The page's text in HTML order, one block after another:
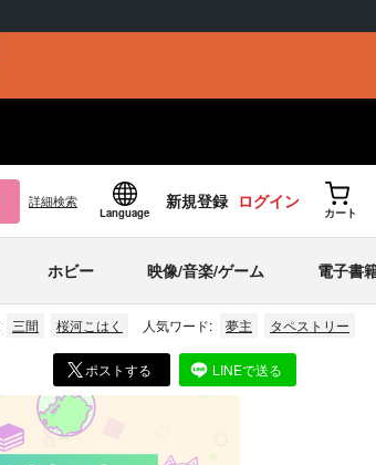
詳細検索
Language
新規登録 ログイン
カート
ホビー 映像/音楽/ゲーム 電子書
三間 桜河こはく 人気ワード: 夢主 タペストリー
ポストする LINEで送る